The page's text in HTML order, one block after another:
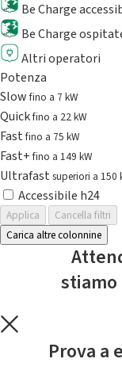
Be Charge
Be Charge
Altri operatori
Potenza
Slowfino a 7 kW
Quickfino a 22 kW
Fastfino a 75 kW
Fast+fino a 149 kW
Ultrafast superiori a 150
Accessibile h24
Applica
Cancella filtri
Carica altre colonnine
Prova a